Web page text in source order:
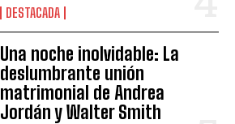
DESTACADA
Una noche inolvidable: La
deslumbrante unión
matrimonial de Andrea
Jordán y Walter Smith